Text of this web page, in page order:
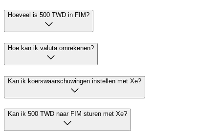
Hoeveel is 500 TWD in FIM?
Hoe kan ik valuta omrekenen?
Kan ik koerswaarschuwingen instellen met Xe?
Kan ik 500 TWD naar FIM sturen met Xe?